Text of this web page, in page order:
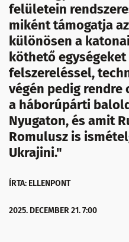
felületein
miként támogatja
különösen a
köthető
felszereléssel,
végén pedig
a háborúpárti
Nyugaton, és amit
Romulusz is
Ukrajini."
ÍRTA: ELLENPONT
2025. DECEMBER 21. 7:00